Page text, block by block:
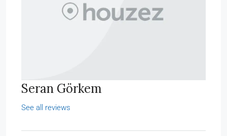
Seran Görkem
See all reviews